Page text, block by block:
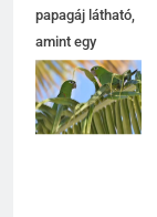
papagáj látható,
amint egy
pálmalevélre
ülve élvezik a
napfényt.